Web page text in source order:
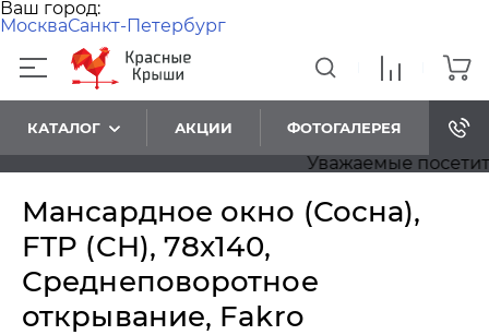
Ваш город:
МоскваСанкт-Петербург
КАТАЛОГ АКЦИИ ФОТОГАЛЕРЕЯ
Уважаемые
Мансардное окно (Сосна),
FTP (CH), 78x140,
Среднеповоротное
открывание, Fakro